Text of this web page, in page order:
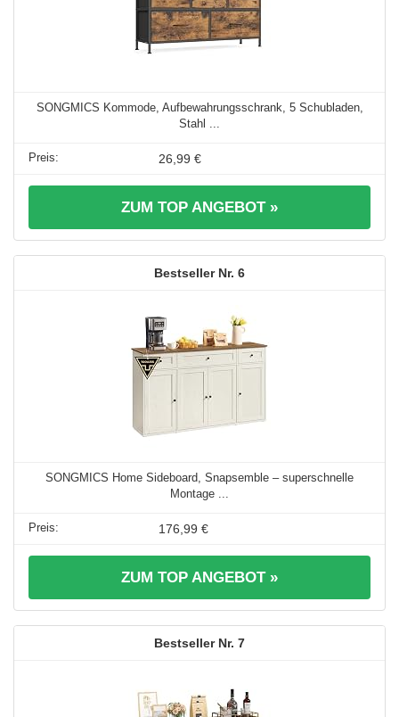
SONGMICS Kommode, Aufbewahrungsschrank, 5 Schubladen,
Stahl ...
26,99 €
ZUM TOP ANGEBOT »
6
SONGMICS Home Sideboard, Snapsemble – superschnelle
Montage ...
176,99 €
ZUM TOP ANGEBOT »
7